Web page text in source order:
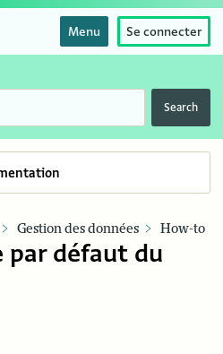
Menu Se connecter
Search
Gestion des données How-to
par défaut du